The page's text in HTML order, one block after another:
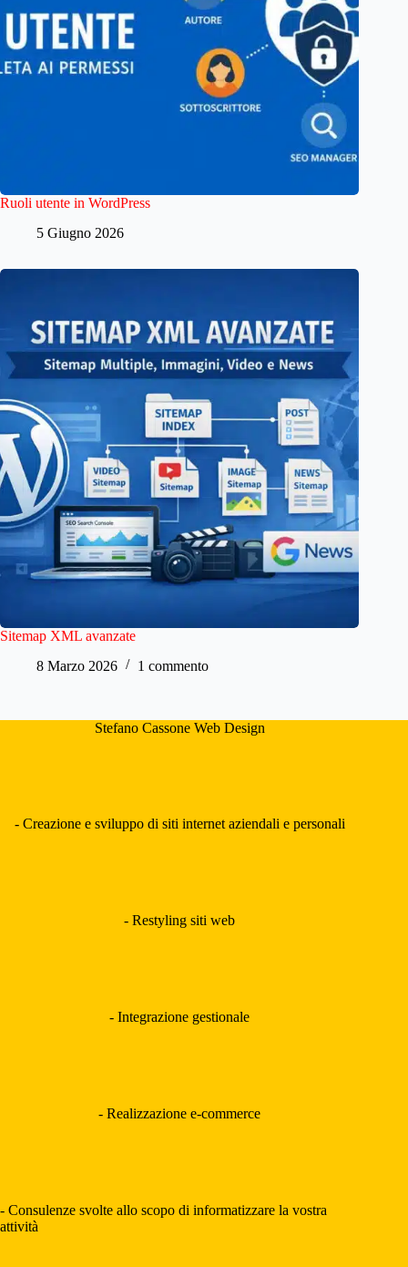
Ruoli utente in WordPress
5 Giugno 2026
Sitemap XML avanzate
8 Marzo 2026
1 commento
Stefano Cassone Web Design
- Creazione e sviluppo di siti internet aziendali e personali
- Restyling siti web
- Integrazione gestionale
- Realizzazione e-commerce
- Consulenze svolte allo scopo di informatizzare la vostra
attività